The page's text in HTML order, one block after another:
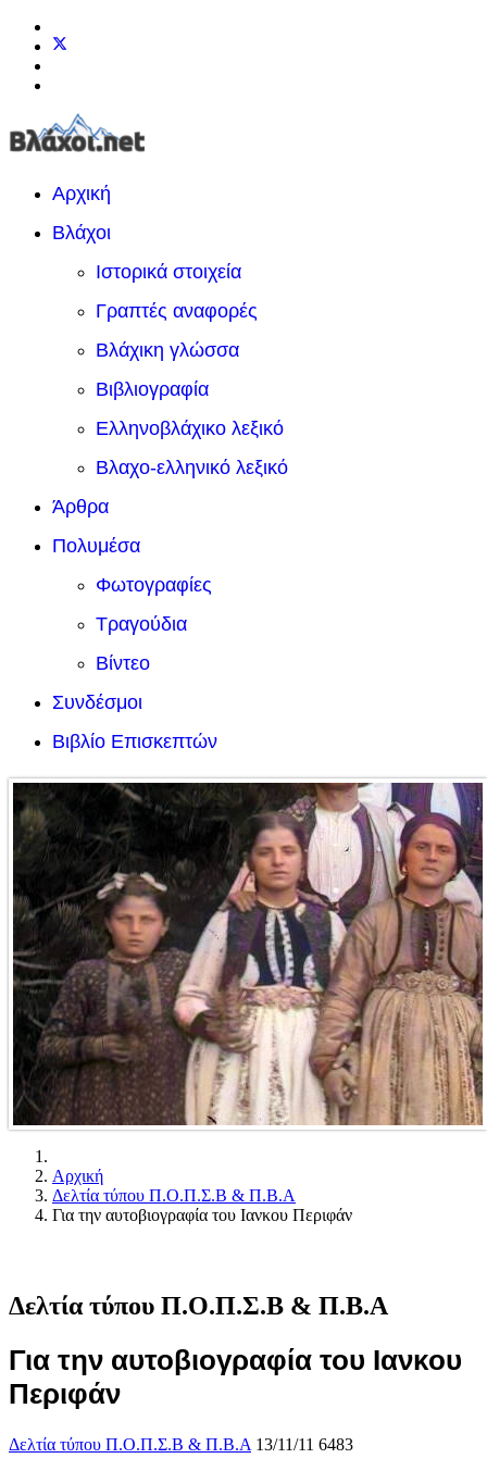
Αρχική
Βλάχοι
Ιστορικά στοιχεία
Γραπτές αναφορές
Βλάχικη γλώσσα
Βιβλιογραφία
Ελληνοβλάχικο λεξικό
Βλαχο-ελληνικό λεξικό
Άρθρα
Πολυμέσα
Φωτογραφίες
Τραγούδια
Βίντεο
Συνδέσμοι
Βιβλίο Επισκεπτών
Αρχική
Δελτία τύπου Π.Ο.Π.Σ.Β & Π.Β.Α
Για την αυτοβιογραφία του Ιανκου Περιφάν
Δελτία τύπου Π.Ο.Π.Σ.Β & Π.Β.Α
Για την αυτοβιογραφία του Ιανκου
Περιφάν
Δελτία τύπου Π.Ο.Π.Σ.Β & Π.Β.Α 13/11/11 6483